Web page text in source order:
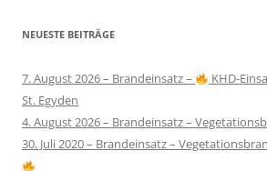
NEUESTE BEITRÄGE
7. August 2026 – Brandeinsatz –
KHD-
St. Egyden
4. August 2026 – Brandeinsatz –
30. Juli 2020 – Brandeinsatz –